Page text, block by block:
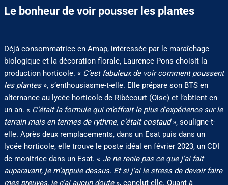
Le bonheur de voir pousser les plantes
Déjà consommatrice en Amap, intéressée par le maraîchage
biologique et la décoration florale, Laurence Pons choisit la
production horticole. « C’est fabuleux de voir comment poussent
les plantes», s’enthousiasme-t-elle. Elle prépare son BTS en
alternance au lycée horticole de Ribécourt (Oise) et l’obtient en
un an. « C’était la formule qui m’offrait le plus d’expérience sur le
terrain mais en termes de rythme, c’était costaud», souligne-t-
elle. Après deux remplacements, dans un Esat puis dans un
lycée horticole, elle trouve le poste idéal en février 2023, un CDI
de monitrice dans un Esat. « Je ne renie pas ce que j’ai fait
auparavant, je m’appuie dessus. Et si j’ai le stress de devoir faire
mes preuves, je n’ai aucun doute», conclut-elle. Quant à